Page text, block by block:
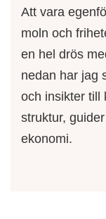
Att vara
moln och
en hel drös
nedan har jag
och insikter till
struktur,
ekonomi.